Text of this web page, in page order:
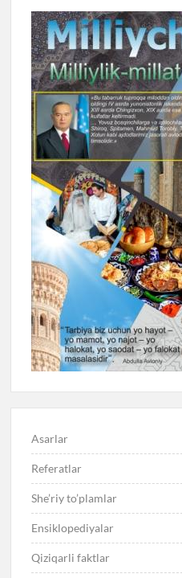
Asarlar
Referatlar
She’riy to’plamlar
Ensiklopediyalar
Qiziqarli faktlar